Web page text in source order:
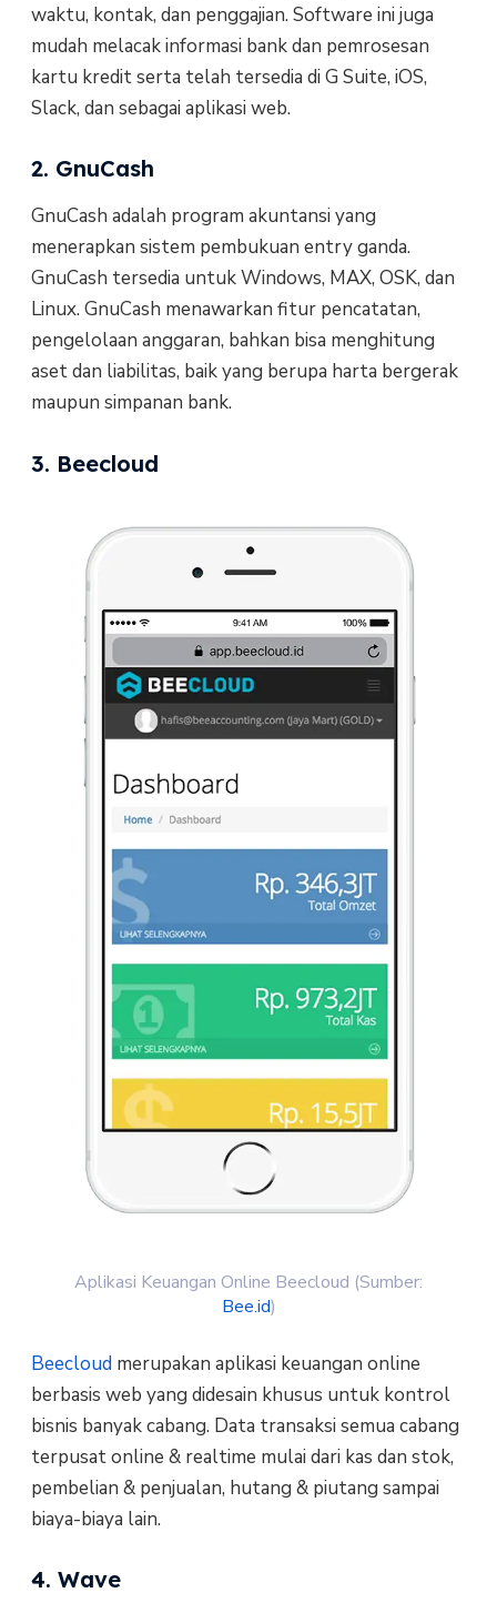
waktu, kontak, dan penggajian. Software ini juga
mudah melacak informasi bank dan pemrosesan
kartu kredit serta telah tersedia di G Suite, iOS,
Slack, dan sebagai aplikasi web.
2. GnuCash
GnuCash adalah program akuntansi yang
menerapkan sistem pembukuan entry ganda.
GnuCash tersedia untuk Windows, MAX, OSK, dan
Linux. GnuCash menawarkan fitur pencatatan,
pengelolaan anggaran, bahkan bisa menghitung
aset dan liabilitas, baik yang berupa harta bergerak
maupun simpanan bank.
3. Beecloud
Aplikasi Keuangan Online Beecloud (Sumber:
Bee.id)
Beecloud merupakan aplikasi keuangan online
berbasis web yang didesain khusus untuk kontrol
bisnis banyak cabang. Data transaksi semua cabang
terpusat online & realtime mulai dari kas dan stok,
pembelian & penjualan, hutang & piutang sampai
biaya-biaya lain.
4. Wave